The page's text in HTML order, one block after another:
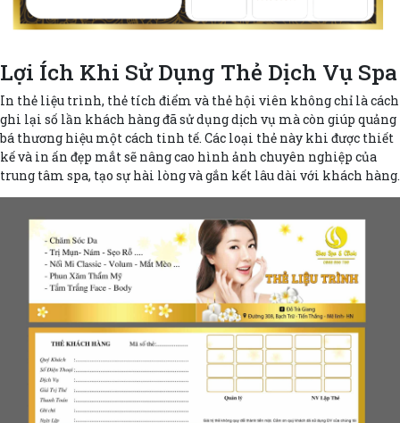
Lợi Ích Khi Sử Dụng Thẻ Dịch Vụ Spa
In thẻ liệu trình, thẻ tích điểm và thẻ hội viên không chỉ là cách
ghi lại số lần khách hàng đã sử dụng dịch vụ mà còn giúp quảng
bá thương hiệu một cách tinh tế. Các loại thẻ này khi được thiết
kế và in ấn đẹp mắt sẽ nâng cao hình ảnh chuyên nghiệp của
trung tâm spa, tạo sự hài lòng và gắn kết lâu dài với khách hàng.